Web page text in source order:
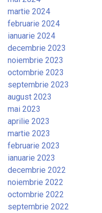
martie 2024
februarie 2024
ianuarie 2024
decembrie 2023
noiembrie 2023
octombrie 2023
septembrie 2023
august 2023
mai 2023
aprilie 2023
martie 2023
februarie 2023
ianuarie 2023
decembrie 2022
noiembrie 2022
octombrie 2022
septembrie 2022